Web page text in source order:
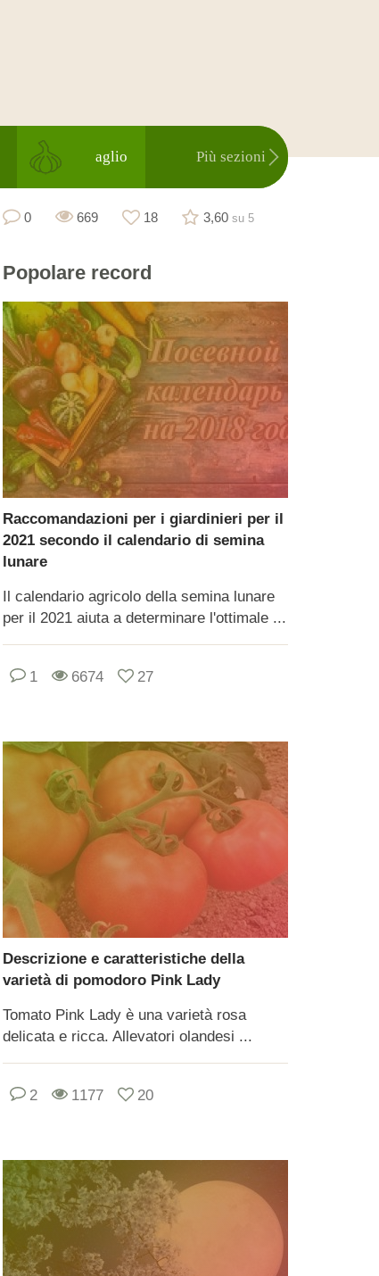
aglio Più sezioni
0 669 18 3,60 su 5
Popolare record
Raccomandazioni per i giardinieri per il
2021 secondo il calendario di semina
lunare
Il calendario agricolo della semina lunare
per il 2021 aiuta a determinare l'ottimale ...
1 6674 27
Descrizione e caratteristiche della
varietà di pomodoro Pink Lady
Tomato Pink Lady è una varietà rosa
delicata e ricca. Allevatori olandesi ...
2 1177 20